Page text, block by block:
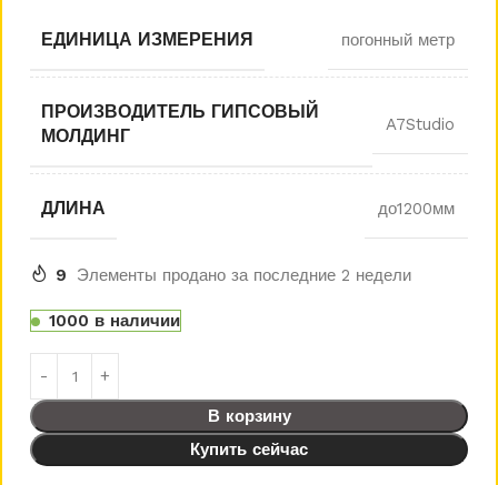
ЕДИНИЦА ИЗМЕРЕНИЯ погонный метр
ПРОИЗВОДИТЕЛЬ ГИПСОВЫЙ
МОЛДИНГ
A7Studio
ДЛИНА до1200мм
9 Элементы продано за последние 2 недели
1000 в наличии
В корзину
Купить сейчас